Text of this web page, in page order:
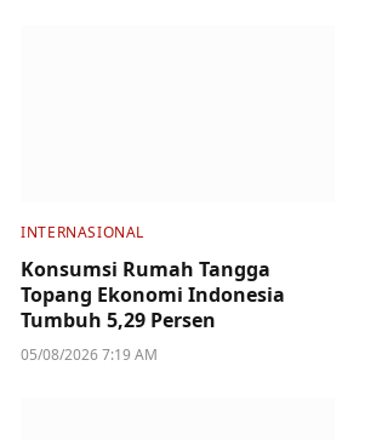
INTERNASIONAL
Konsumsi Rumah Tangga
Topang Ekonomi Indonesia
Tumbuh 5,29 Persen
05/08/2026 7:19 AM